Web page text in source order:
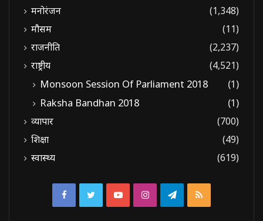
मनोरंजन
(1,348)
मौसम
(11)
राजनीति
(2,237)
राष्ट्रीय
(4,521)
Monsoon Session Of Parliament 2018
(1)
Raksha Bandhan 2018
(1)
व्यापार
(700)
शिक्षा
(49)
स्वास्थ्य
(619)
FacebookTwitterYouTubeInstagramTelegram
RSS